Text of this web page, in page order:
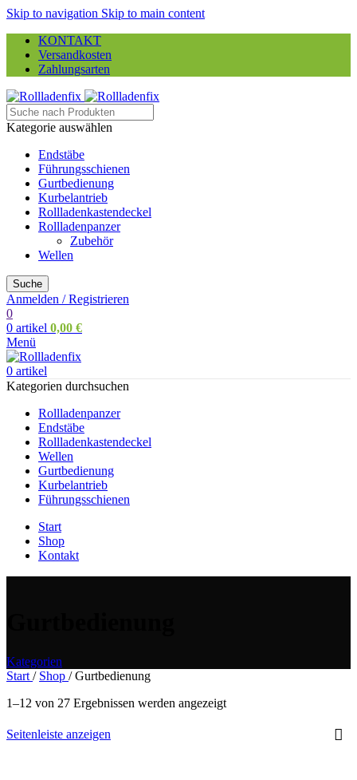
Skip to navigation Skip to main content
KONTAKT
Versandkosten
Zahlungsarten
Kategorie auswählen
Endstäbe
Führungsschienen
Gurtbedienung
Kurbelantrieb
Rollladenkastendeckel
Rollladenpanzer
Zubehör
Wellen
Suche
Anmelden / Registrieren
0
0 artikel 0,00 €
Menü
0 artikel
Kategorien durchsuchen
Rollladenpanzer
Endstäbe
Rollladenkastendeckel
Wellen
Gurtbedienung
Kurbelantrieb
Führungsschienen
Start
Shop
Kontakt
Kategorien
Start / Shop / Gurtbedienung
1–12 von 27 Ergebnissen werden angezeigt
Seitenleiste anzeigen